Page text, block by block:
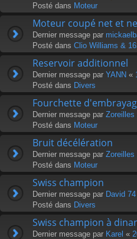
Posté dans Moteur
Moteur coupé net et
Dernier message par
Posté dans Clio Williams &
Reservoir additionnel
Dernier message par YANN «
Posté dans Divers
Fourchette
Dernier message par Zoreilles
Posté dans Moteur
Bruit décélération
Dernier message par Zoreilles
Posté dans Moteur
Swiss champion
Dernier message par David 74
Posté dans Divers
Swiss champion à
Dernier message par Karel «